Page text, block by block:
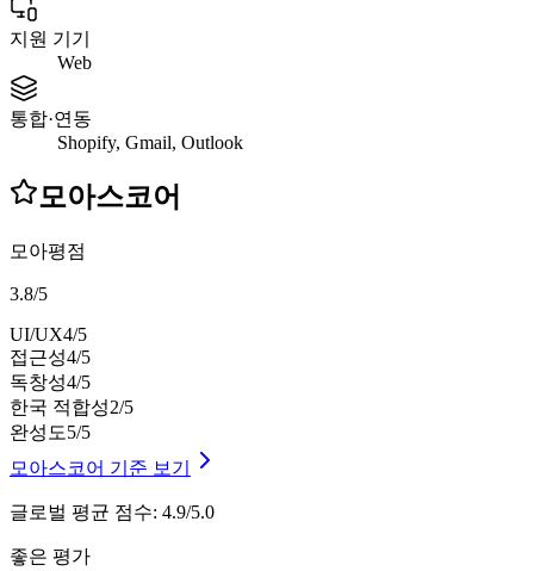
지원 기기
Web
통합·연동
Shopify, Gmail, Outlook
모아스코어
모아평점
3.8/5
UI/UX4/5
접근성4/5
독창성4/5
한국 적합성2/5
완성도5/5
모아스코어 기준 보기
글로벌 평균 점수: 4.9/5.0
좋은 평가